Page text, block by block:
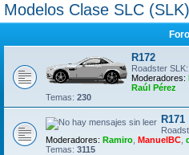
Modelos Clase SLC (SLK)
Foro
R172
Roadster
Moderadores:
Raúl Pérez
Temas: 230
R171
Moderadores: Ramiro ManuelBC
Temas: 3115